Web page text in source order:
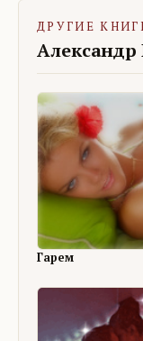
ДРУГИЕ
Александр
Гарем